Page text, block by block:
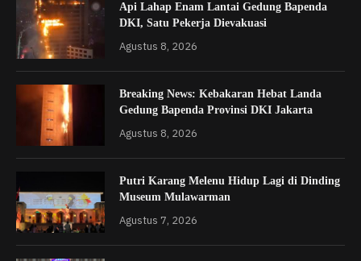
Api Lahap Enam Lantai Gedung Bapenda
DKI, Satu Pekerja Dievakuasi
Agustus 8, 2026
Breaking News: Kebakaran Hebat Landa
Gedung Bapenda Provinsi DKI Jakarta
Agustus 8, 2026
Putri Karang Melenu Hidup Lagi di Dinding
Museum Mulawarman
Agustus 7, 2026